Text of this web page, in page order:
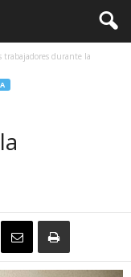
trabajadores durante la